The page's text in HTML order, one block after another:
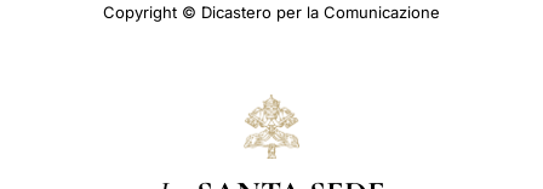
Copyright © Dicastero per la Comunicazione